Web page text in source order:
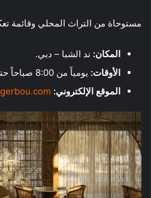
مستوحاة من التراث المحلي وقائمة
المكان: ند الشبا – دبي.
الأوقات: يومياً من 8:00 صباحاً حتى 11:00 مساءً.
الموقع الإلكتروني: